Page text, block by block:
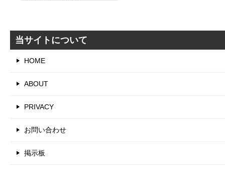
リ
当サイトについて
HOME
ABOUT
PRIVACY
お問い合わせ
掲示板